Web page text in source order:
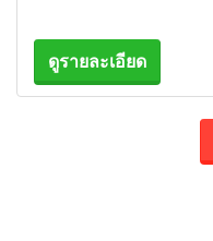
ดูรายละเอียด